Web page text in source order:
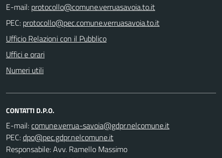
E-mail:
PEC:
Ufficio Relazioni con il Pubblico
Uffici e orari
Numeri utili
CONTATTI D.P.O.
E-mail:
PEC:
Responsabile: Avv. Ramello Massimo